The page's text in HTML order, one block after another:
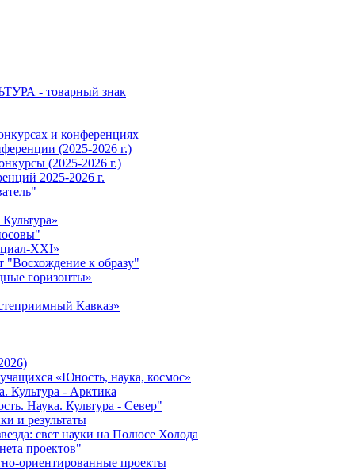
- товарный знак
и конференциях
(2025-2026 г.)
(2025-2026 г.)
2025-2026 г.
XXI»
"Восхождение к образу"
горизонты»
Кавказ»
«Юность, наука, космос»
Культура - Арктика
Наука. Культура - Север"
и результаты
свет науки на Полюсе Холода
проектов"
ориентированные проекты